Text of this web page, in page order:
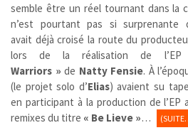
semble être un réel tournant dans la
n’est pourtant pas si surprenante
avait déjà croisé la route du
lors de la réalisation de
Warriors »de Natty Fensie. À
(le projet solo d’Elias) avaient su
en participant à la production de l’EP
remixes du titre « Be Lieve »…